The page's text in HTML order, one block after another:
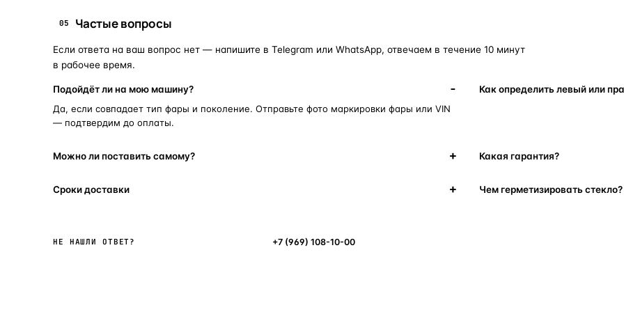
05 Частые вопросы
Если ответа на ваш вопрос нет — напишите в Telegram или WhatsApp, отвечаем в течение 10 минут
в рабочее время.
Подойдёт ли на мою машину?
Да, если совпадает тип фары и поколение. Отправьте фото маркировки фары или VIN
— подтвердим до оплаты.
Как определить левый или
Можно ли поставить самому? Какая гарантия?
Сроки доставки Чем герметизировать стекло?
НЕ НАШЛИ ОТВЕТ? +7 (969) 108-10-00